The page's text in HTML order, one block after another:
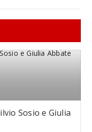
Sosio e Giulia